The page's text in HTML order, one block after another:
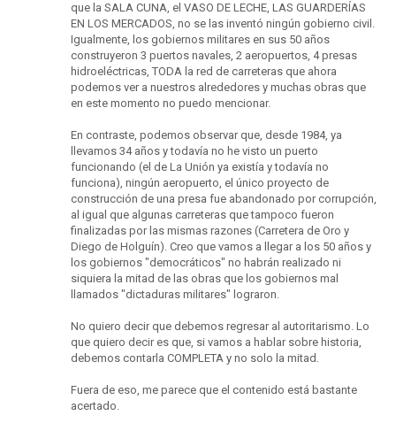
que la SALA CUNA, el VASO DE LECHE, LAS GUARDERÍAS
EN LOS MERCADOS, no se las inventó ningún gobierno civil.
Igualmente, los gobiernos militares en sus 50 años
construyeron 3 puertos navales, 2 aeropuertos, 4 presas
hidroeléctricas, TODA la red de carreteras que ahora
podemos ver a nuestros alrededores y muchas obras que
en este momento no puedo mencionar.
En contraste, podemos observar que, desde 1984, ya
llevamos 34 años y todavía no he visto un puerto
funcionando (el de La Unión ya existía y todavía no
funciona), ningún aeropuerto, el único proyecto de
construcción de una presa fue abandonado por corrupción,
al igual que algunas carreteras que tampoco fueron
finalizadas por las mismas razones (Carretera de Oro y
Diego de Holguín). Creo que vamos a llegar a los 50 años y
los gobiernos "democráticos" no habrán realizado ni
siquiera la mitad de las obras que los gobiernos mal
llamados "dictaduras militares" lograron.
No quiero decir que debemos regresar al autoritarismo. Lo
que quiero decir es que, si vamos a hablar sobre historia,
debemos contarla COMPLETA y no solo la mitad.
Fuera de eso, me parece que el contenido está bastante
acertado.